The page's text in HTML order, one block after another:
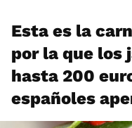
Esta es la
por la que los
hasta 200
españoles